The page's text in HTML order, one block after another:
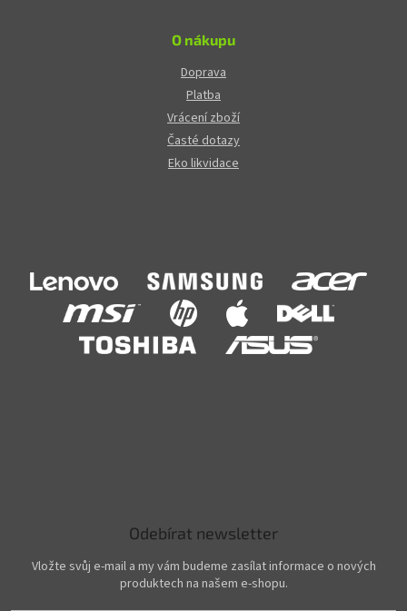
O nákupu
Doprava
Platba
Vrácení zboží
Časté dotazy
Eko likvidace
Odebírat newsletter
Vložte svůj e-mail a my vám budeme zasílat informace o nových
produktech na našem e-shopu.